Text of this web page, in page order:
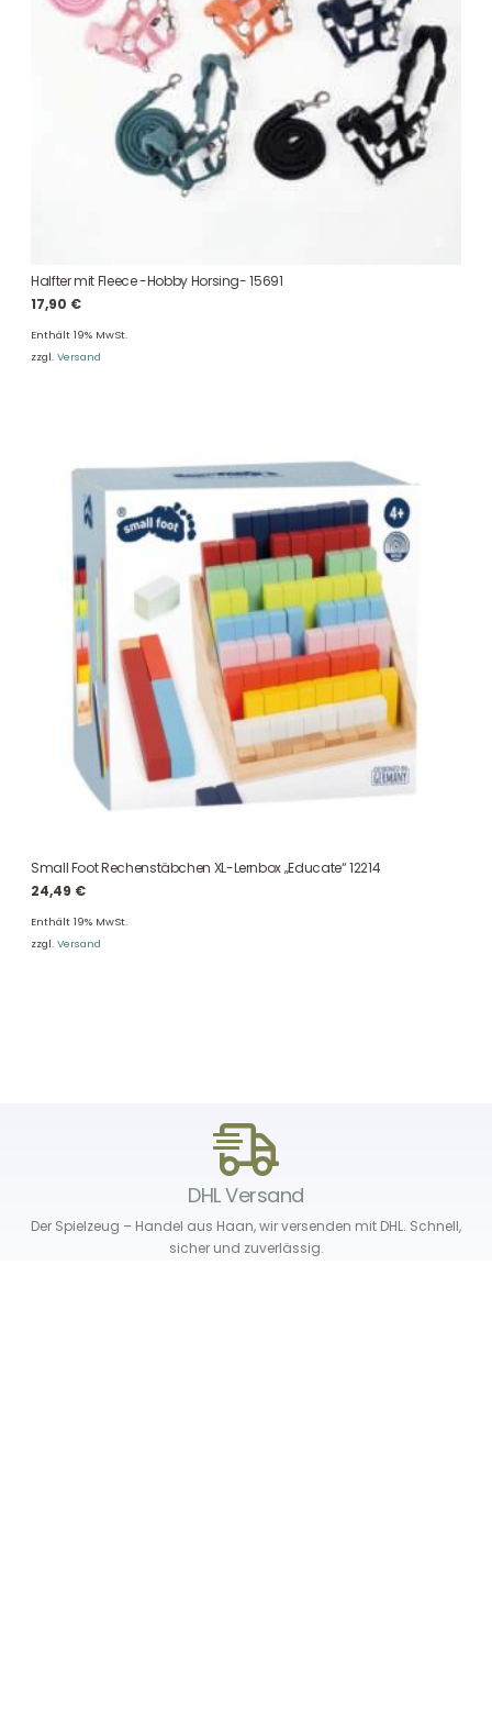
Halfter mit Fleece -Hobby Horsing- 15691
17,90 €
Enthält 19% MwSt.
zzgl. Versand
Small Foot Rechenstäbchen XL-Lernbox „Educate“ 12214
24,49 €
Enthält 19% MwSt.
zzgl. Versand
DHL Versand
Der Spielzeug – Handel aus Haan, wir versenden mit DHL. Schnell,
sicher und zuverlässig.